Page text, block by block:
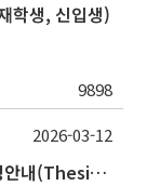
학생, 신입생)
9898
2026학년도 1학기 석 · 박사 논문심사 일정안내(Thesis Defense Schedules)
2026-03-12